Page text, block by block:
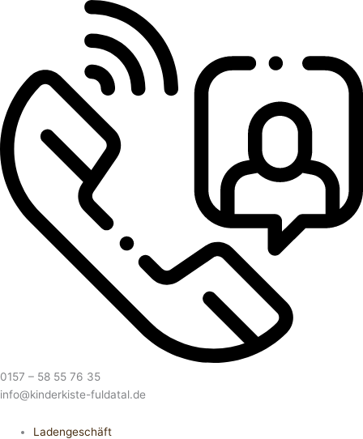
0157 – 58 55 76 35
info@kinderkiste-fuldatal.de
Ladengeschäft